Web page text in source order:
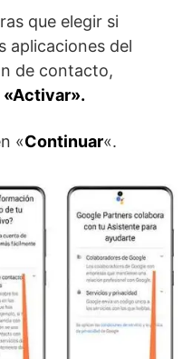
que elegir si
aplicaciones del
de contacto,
«Activar».
«Continuar«.